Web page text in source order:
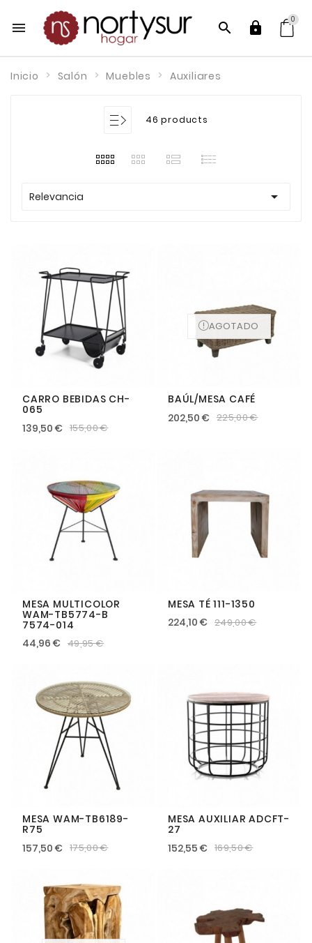
  
0
Inicio Salón Muebles Auxiliares
46 products
Relevancia 
CARRO BEBIDAS CH-
065
139,50 € 155,00 €
AGOTADO
BAÚL/MESA CAFÉ
202,50 € 225,00 €
MESA MULTICOLOR
WAM-TB5774-B
7574-014
44,96 € 49,95 €
MESA TÉ 111-1350
224,10 € 249,00 €
MESA WAM-TB6189-
R75
157,50 € 175,00 €
MESA AUXILIAR ADCFT-
27
152,55 € 169,50 €